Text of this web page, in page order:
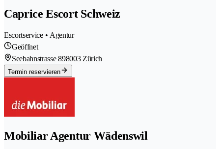
Caprice Escort Schweiz
Escortservice • Agentur
Geöffnet
Seebahnstrasse 898003 Zürich
Termin reservieren
Mobiliar Agentur Wädenswil